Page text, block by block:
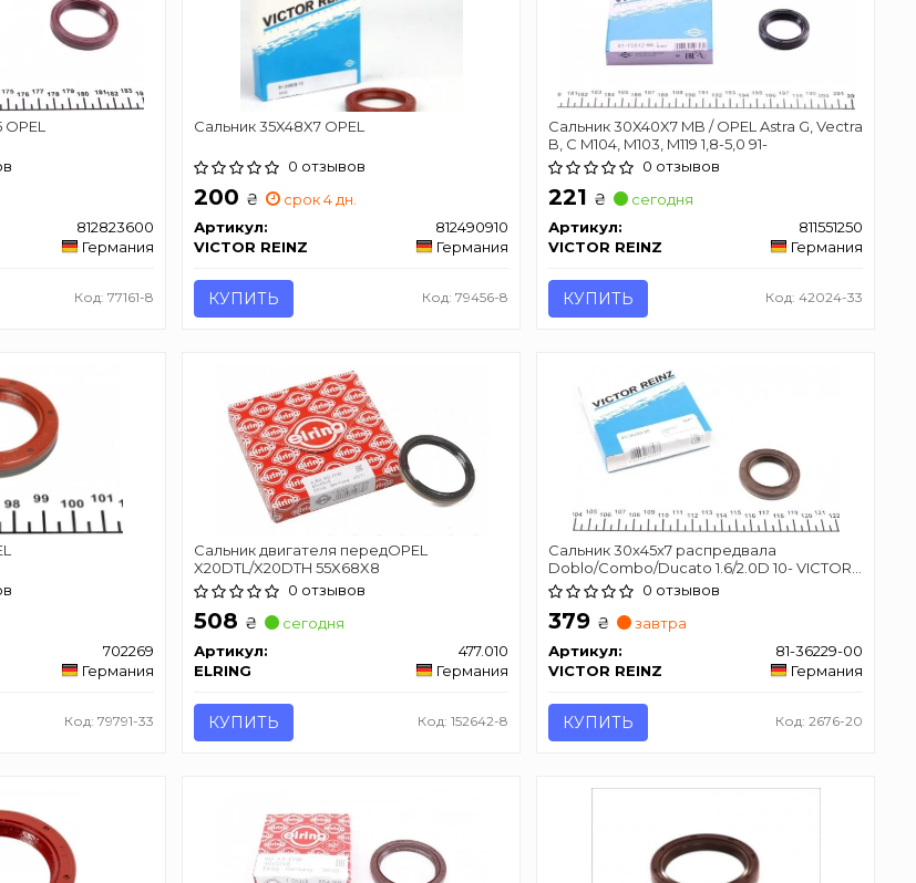
812823600
Германия
Код: 77161-8
Сальник 35X48X7 OPEL
0 отзывов
200 ₴
срок 4 дн.
Артикул:
812490910
VICTOR REINZ
Германия
КУПИТЬ Код: 79456-8
Сальник 30X40X7 MB / OPEL Astra G, Vectra
B, C M104, M103, M119 1,8-5,0 91-
0 отзывов
221 ₴
сегодня
Артикул:
811551250
VICTOR REINZ
Германия
КУПИТЬ Код: 42024-33
702269
Германия
Код: 79791-33
Сальник двигателя передOPEL
X20DTL/X20DTH 55X68X8
0 отзывов
508 ₴
сегодня
Артикул:
477.010
ELRING
Германия
КУПИТЬ Код: 152642-8
Сальник 30x45x7 распредвала
Doblo/Combo/Ducato 1.6/2.0D 10- VICTOR
REINZ 81-36229-000 отзывов
379 ₴
завтра
Артикул:
81-36229-00
VICTOR REINZ
Германия
КУПИТЬ Код: 2676-20